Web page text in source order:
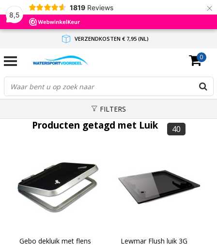
8,5
1819 Reviews ×
VERZENDKOSTEN € 7,95 (NL)
GRATIS VERZENDING(NL) VANAF € 65,-
BINNEN 1-3 WERKDAGEN ANTWOORD
0
FILTERS
Producten getagd met Luik 40
Gebo dekluik met flens
Lewmar Flush luik 3G